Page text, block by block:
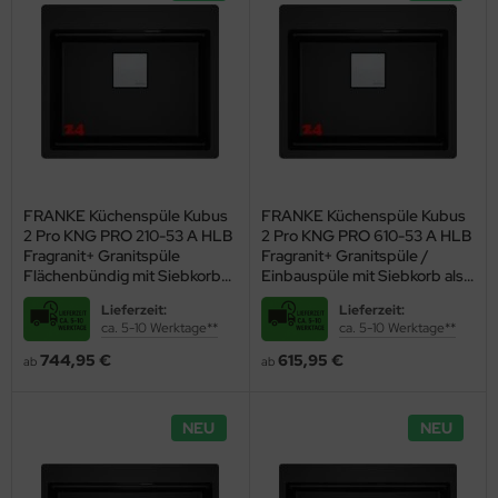
FRANKE Küchenspüle Kubus
2 Pro KNG PRO 210-53 A HLB
Fragranit+ Granitspüle
Flächenbündig mit Siebkorb
als Druckknopfventil inklusive
Zubehör
Lieferzeit:
ca. 5-10 Werktage**
ab 744,95 €
FRANKE Küchenspüle Kubus
2 Pro KNG PRO 610-53 A HLB
Fragranit+ Granitspüle /
Einbauspüle mit Siebkorb als
Druckknopfventil inklusive
Zubehör
Lieferzeit:
ca. 5-10 Werktage**
ab 615,95 €
NEU NEU